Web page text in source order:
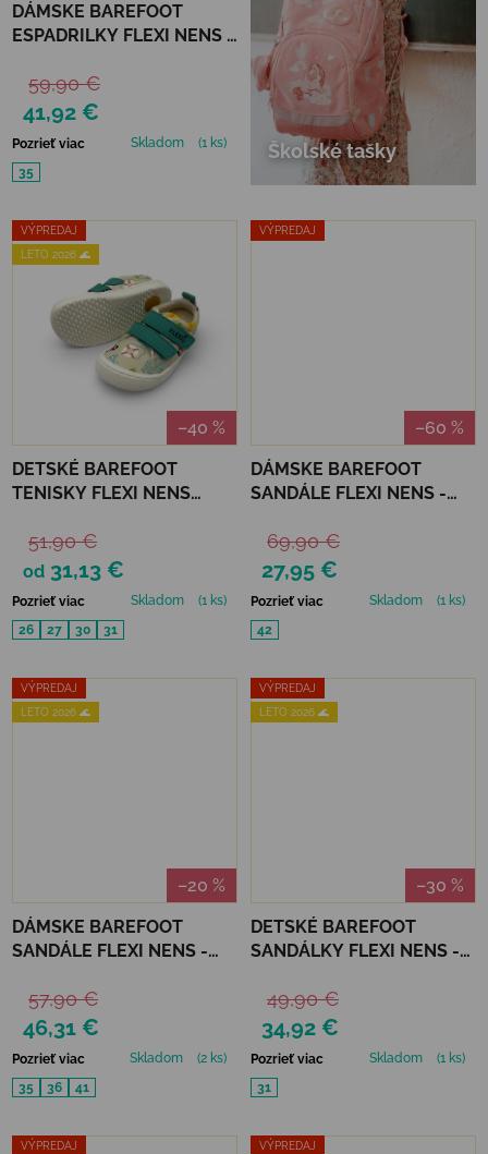
DÁMSKE BAREFOOT
ESPADRILKY FLEXI NENS -
41,92 €
59,90 €
Pozrieť viac Skladom
(1 ks)
35
Školské tašky
VÝPREDAJ
LETO 2026 🌊
–40 %
DETSKÉ BAREFOOT
TENISKY FLEXI NENS
LAGUNA
od 31,13 €
51,90 €
Pozrieť viac Skladom
(1 ks)
26
27 30 31
VÝPREDAJ
–60 %
DÁMSKE BAREFOOT
SANDÁLE FLEXI NENS -
27,95 €
69,90 €
Pozrieť viac Skladom
(1 ks)
42
VÝPREDAJ
LETO 2026 🌊
–20 %
DÁMSKE BAREFOOT
SANDÁLE FLEXI NENS -
46,31 €
57,90 €
Pozrieť viac Skladom
(2 ks)
35
36 41
VÝPREDAJ
LETO 2026 🌊
–30 %
DETSKÉ BAREFOOT
SANDÁLKY FLEXI NENS -
34,92 €
49,90 €
Pozrieť viac Skladom
(1 ks)
31
VÝPREDAJ
VÝPREDAJ